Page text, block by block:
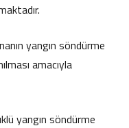
yangın söndürme
amacıyla
yangın söndürme